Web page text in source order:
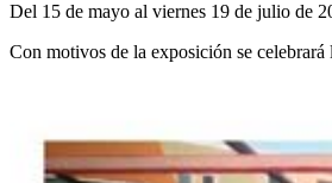
Del 15 de mayo al viernes 19 de julio de
Con motivos de la exposición se